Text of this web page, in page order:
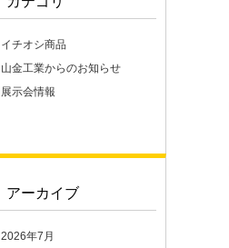
イチオシ商品
山金工業からのお知らせ
展示会情報
アーカイブ
2026年7月